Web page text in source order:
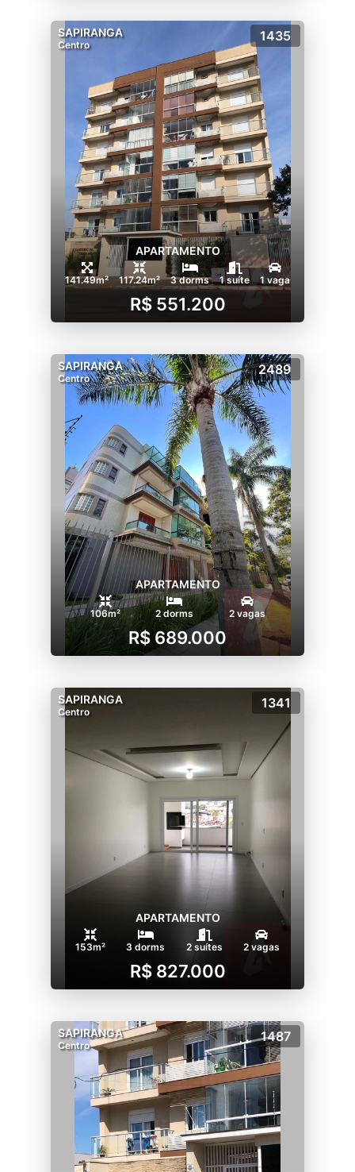
SAPIRANGA
Centro
1435
APARTAMENTO
141.49m² 117.24m² 3 dorms 1 suíte 1 vaga
R$ 551.200
SAPIRANGA
Centro
2489
APARTAMENTO
106m² 2 dorms 2 vagas
R$ 689.000
SAPIRANGA
Centro
1341
APARTAMENTO
153m² 3 dorms 2 suítes 2 vagas
R$ 827.000
SAPIRANGA
Centro
1487